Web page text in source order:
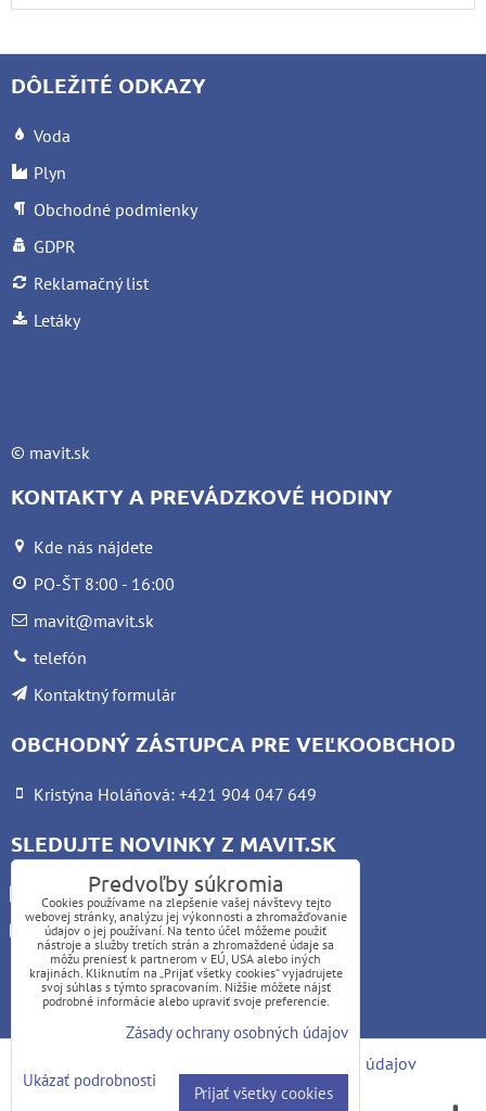
DÔLEŽITÉ ODKAZY
Voda
Plyn
Obchodné podmienky
GDPR
Reklamačný list
Letáky
© mavit.sk
KONTAKTY A PREVÁDZKOVÉ HODINY
Kde nás nájdete
PO-ŠT 8:00 - 16:00
mavit@mavit.sk
telefón
Kontaktný formulár
OBCHODNÝ ZÁSTUPCA PRE VEĽKOOBCHOD
Kristýna Holáňová: +421 904 047 649
SLEDUJTE NOVINKY Z MAVIT.SK
Facebook
Instagram
UPOZORNENIE:
Platba kartou nie je možná
Zásady ochrany osobných údajov
Predvoľby súkromia
Cookies používame na zlepšenie vašej návštevy tejto
webovej stránky, analýzu jej výkonnosti a zhromažďovanie
údajov o jej používaní. Na tento účel môžeme použiť
nástroje a služby tretích strán a zhromaždené údaje sa
môžu preniesť k partnerom v EÚ, USA alebo iných
krajinách. Kliknutím na „Prijať všetky cookies“ vyjadrujete
svoj súhlas s týmto spracovaním. Nižšie môžete nájsť
podrobné informácie alebo upraviť svoje preferencie.
Zásady ochrany osobných údajov
Ukázať podrobnosti
Prijať všetky cookies